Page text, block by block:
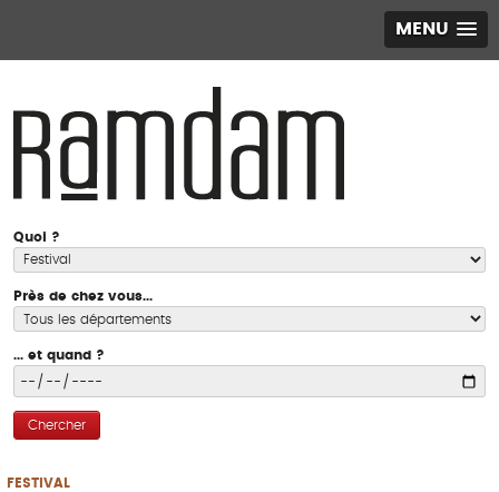
MENU
Quoi ?
Près de chez vous...
... et quand ?
Chercher
FESTIVAL